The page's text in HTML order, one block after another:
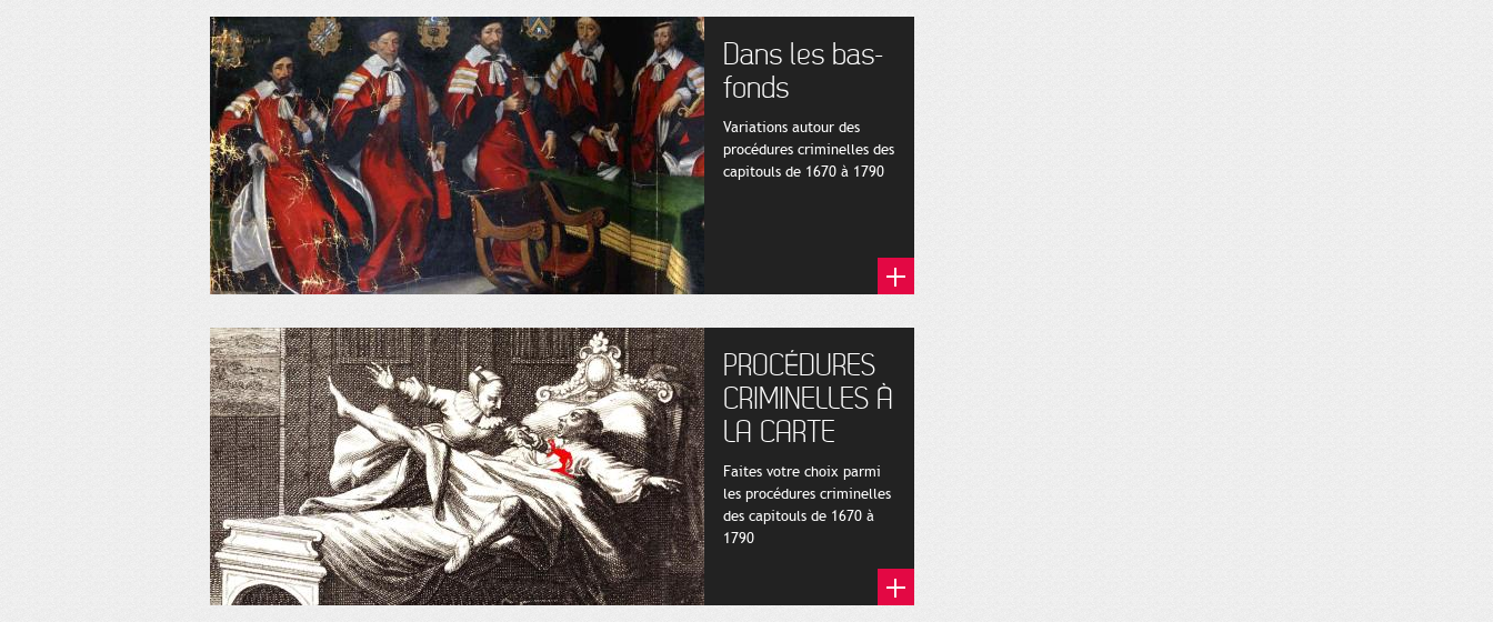
Dans les bas-
fonds
Variations autour des
procédures criminelles des
capitouls de 1670 à 1790
PROCÉDURES
CRIMINELLES À
LA CARTE
Faites votre choix parmi
les procédures criminelles
des capitouls de 1670 à
1790